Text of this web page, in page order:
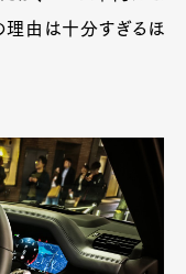
理由は十分すぎるほ